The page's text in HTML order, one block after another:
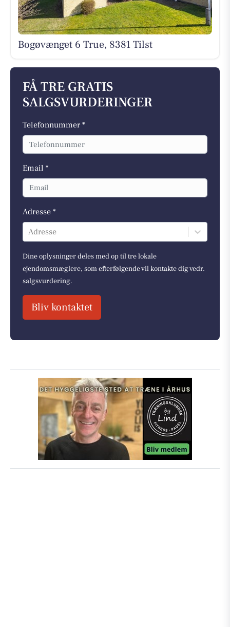
Bogøvænget 6 True, 8381 Tilst
FÅ TRE GRATIS
SALGSVURDERINGER
Telefonnummer *
Email *
Adresse *
Adresse
Dine oplysninger deles med op til tre lokale
ejendomsmæglere, som efterfølgende vil kontakte dig vedr.
salgsvurdering.
Bliv kontaktet